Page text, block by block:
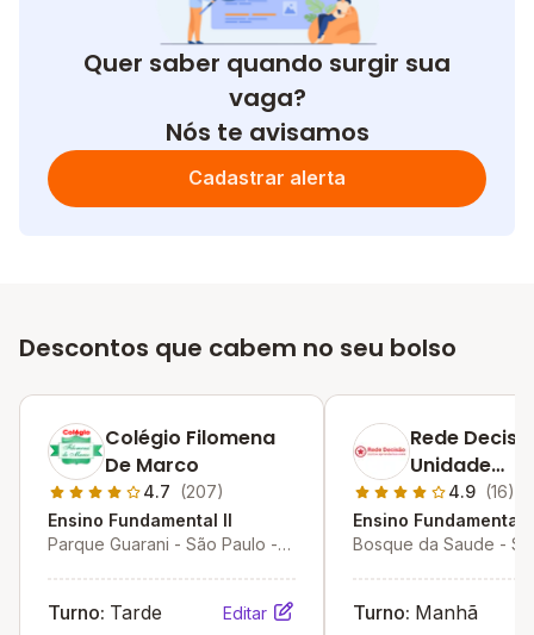
Quer saber quando surgir sua
vaga?
Nós te avisamos
Cadastrar alerta
Descontos que cabem no seu bolso
Colégio Filomena
De Marco
4.7 (207)
Ensino Fundamental II
Parque Guarani - São Paulo -
Turno: Tarde Editar
Rede
Unidade
Renovação
4.9 (16)
Ensino Fundamental
Bosque da Saude -
Turno: Manhã